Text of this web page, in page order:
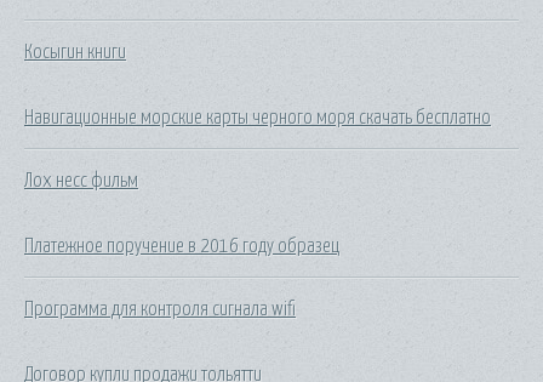
Косыгин книги
Навигационные морские карты черного моря скачать бесплатно
Лох несс фильм
Платежное поручение в 2016 году образец
Программа для контроля сигнала wifi
Договор купли продажи тольятти